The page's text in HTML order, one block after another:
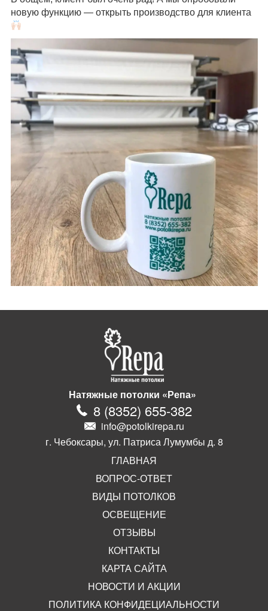
новую функцию — открыть производство для клиента
Натяжные потолки «Репа»
8 (8352) 655-382
info@potolkirepa.ru
г. Чебоксары, ул. Патриса Лумумбы д. 8
ГЛАВНАЯ
ВОПРОС-ОТВЕТ
ВИДЫ ПОТОЛКОВ
ОСВЕЩЕНИЕ
ОТЗЫВЫ
КОНТАКТЫ
КАРТА САЙТА
НОВОСТИ И АКЦИИ
ПОЛИТИКА КОНФИДЕЦИАЛЬНОСТИ